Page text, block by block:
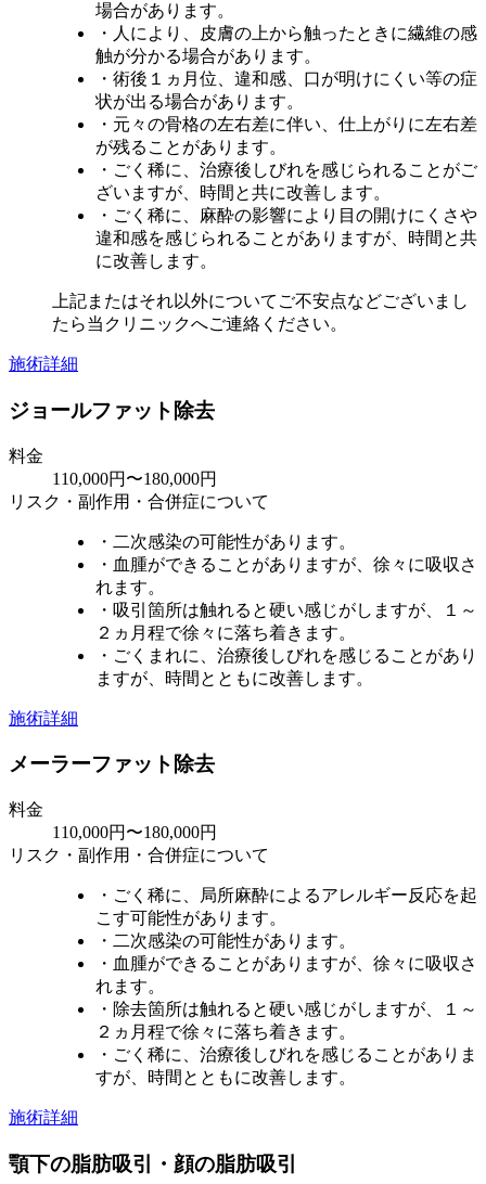
場合があります。
・人により、皮膚の上から触ったときに繊維の感
触が分かる場合があります。
・術後１ヵ月位、違和感、口が明けにくい等の症
状が出る場合があります。
・元々の骨格の左右差に伴い、仕上がりに左右差
が残ることがあります。
・ごく稀に、治療後しびれを感じられることがご
ざいますが、時間と共に改善します。
・ごく稀に、麻酔の影響により目の開けにくさや
違和感を感じられることがありますが、時間と共
に改善します。
上記またはそれ以外についてご不安点などございまし
たら当クリニックへご連絡ください。
施術詳細
ジョールファット除去
料金
110,000円〜180,000円
リスク・副作用・合併症について
・二次感染の可能性があります。
・血腫ができることがありますが、徐々に吸収さ
れます。
・吸引箇所は触れると硬い感じがしますが、１～
２ヵ月程で徐々に落ち着きます。
・ごくまれに、治療後しびれを感じることがあり
ますが、時間とともに改善します。
施術詳細
メーラーファット除去
料金
110,000円〜180,000円
リスク・副作用・合併症について
・ごく稀に、局所麻酔によるアレルギー反応を起
こす可能性があります。
・二次感染の可能性があります。
・血腫ができることがありますが、徐々に吸収さ
れます。
・除去箇所は触れると硬い感じがしますが、１～
２ヵ月程で徐々に落ち着きます。
・ごく稀に、治療後しびれを感じることがありま
すが、時間とともに改善します。
施術詳細
顎下の脂肪吸引・顔の脂肪吸引